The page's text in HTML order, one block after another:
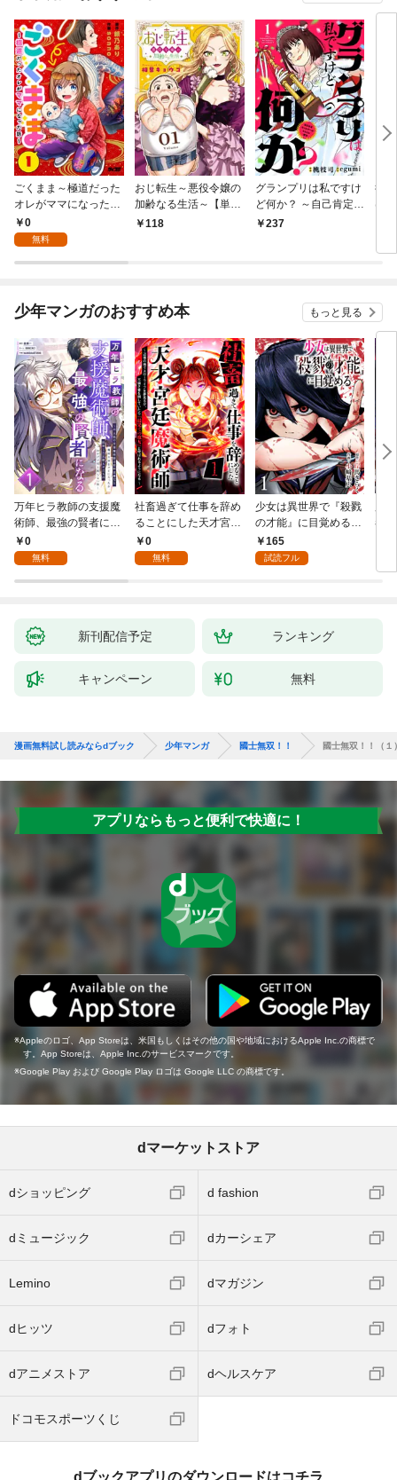
ごくまま～極道だった
オレがママになった話
～【単話】（１）
0
無料
おじ転生～悪役令嬢の
加齢なる生活～【単
話】（１）
118
グランプリは私ですけ
ど何か？ ～自己肯定モ
ンスターのミスコン無
237
後
は
少年マンガのおすすめ本 もっと見る
万年ヒラ教師の支援魔
術師、最強の賢者にな
る～不人気の支援魔術
師は給料泥棒だと魔術
が、出世した元教え子
0
無料
社畜過ぎて仕事を辞め
ることにした天才宮廷
魔術師～辺境の地でス
ローライフを夢見る
0
無料
少女は異世界で『殺戮
の才能』に目覚める
(話売り) #1
165
試読フル
者
新刊配信予定 ランキング
キャンペーン 無料
漫画無料試し読みならdブック 少年マンガ 國士無双！！ 國士無双！！（１
アプリならもっと便利で快適に！
Appleのロゴ、App Storeは、米国もしくはその他の国や地域におけるApple Inc.の商標で
す。App Storeは、Apple Inc.のサービスマークです。
Google Play および Google Play ロゴは Google LLC の商標です。
dマーケットストア
dショッピング d fashion
dミュージック dカーシェア
Lemino dマガジン
dヒッツ dフォト
dアニメストア dヘルスケア
ドコモスポーツくじ